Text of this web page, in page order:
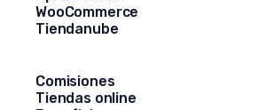
WooCommerce
Tiendanube
Comisiones
Tiendas online